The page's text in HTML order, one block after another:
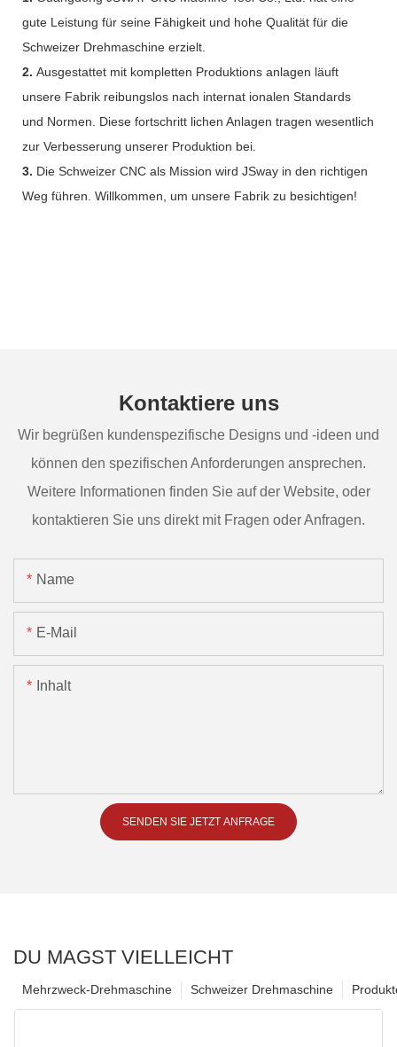
gute Leistung für seine Fähigkeit und hohe Qualität für die
Schweizer Drehmaschine erzielt.
2. Ausgestattet mit kompletten Produktions anlagen läuft
unsere Fabrik reibungslos nach internat ionalen Standards
und Normen. Diese fortschritt lichen Anlagen tragen wesentlich
zur Verbesserung unserer Produktion bei.
3. Die Schweizer CNC als Mission wird JSway in den richtigen
Weg führen. Willkommen, um unsere Fabrik zu besichtigen!
Kontaktiere uns
Wir begrüßen kundenspezifische Designs und -ideen und
können den spezifischen Anforderungen ansprechen.
Weitere Informationen finden Sie auf der Website, oder
kontaktieren Sie uns direkt mit Fragen oder Anfragen.
Name
E-Mail
Inhalt
SENDEN SIE JETZT ANFRAGE
DU MAGST VIELLEICHT
Schweizer Drehmaschine
Mehrzweck-Drehmaschine